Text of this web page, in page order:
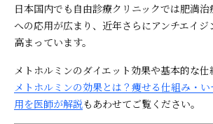
日本国内でも自由診療クリニックでは肥満
への応用が広まり、近年さらにアンチエイ
高まっています。
メトホルミンのダイエット効果や基本的な仕
メトホルミンの効果とは？痩せる仕組み・
用を医師が解説もあわせてご覧ください。